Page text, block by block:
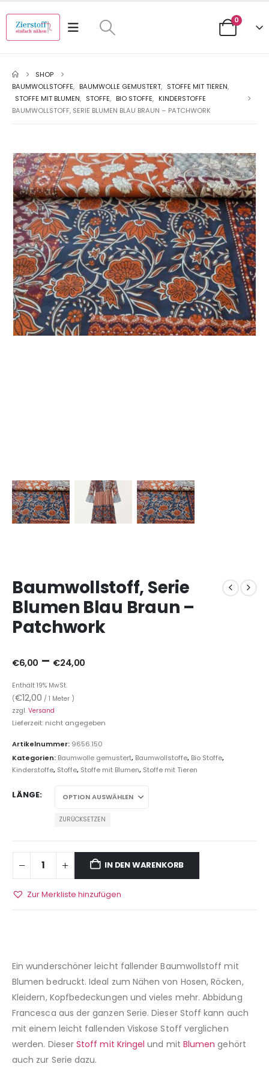
0
SHOP
BAUMWOLLSTOFFE, BAUMWOLLE GEMUSTERT, STOFFE MIT TIEREN,
STOFFE MIT BLUMEN, STOFFE, BIO STOFFE, KINDERSTOFFE
BAUMWOLLSTOFF, SERIE BLUMEN BLAU BRAUN – PATCHWORK
Baumwollstoff, Serie
Blumen Blau Braun –
Patchwork
€6,00 – €24,00
Enthält 19% MwSt.
(€12,00 / 1 Meter )
zzgl. Versand
Lieferzeit: nicht angegeben
Artikelnummer: 9656.150
Kategorien: Baumwolle gemustert, Baumwollstoffe, Bio Stoffe,
Kinderstoffe, Stoffe, Stoffe mit Blumen, Stoffe mit Tieren
LÄNGE
ZURÜCKSETZEN
IN DEN WARENKORB
Zur Merkliste hinzufügen
Ein wunderschöner leicht fallender Baumwollstoff mit
Blumen bedruckt. Ideal zum Nähen von Hosen, Röcken,
Kleidern, Kopfbedeckungen und vieles mehr. Abbidung
Francesca aus der ganzen Serie. Dieser Stoff kann auch
mit einem leicht fallenden Viskose Stoff verglichen
werden. DieserStoff mit Kringel und mit Blumen gehört
auch zur Serie dazu.